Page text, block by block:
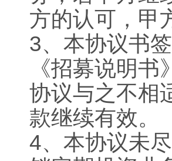
方的认可，甲
3、本协议书
《招募说明
协议与之不相
款继续有效。
4、本协议未